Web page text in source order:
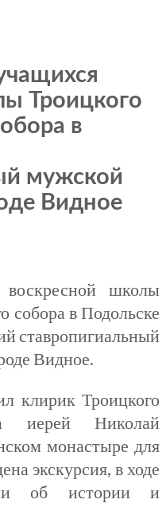
Троицкого
в
мужской
Видное
школы
собора в Подольске
ставропигиальный
Видное.
клирик Троицкого
иерей Николай
монастыре для
экскурсия, в ходе
об истории и